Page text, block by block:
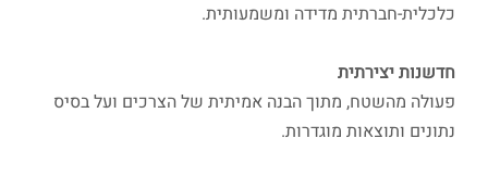
כלכלית-חברתית מדידה ומשמעותית.
חדשנות יצירתית
פעולה מהשטח, מתוך הבנה אמיתית של הצרכים ועל בסיס
נתונים ותוצאות מוגדרות.